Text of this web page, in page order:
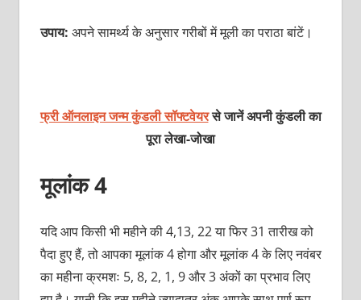
उपाय: अपने सामर्थ्‍य के अनुसार गरीबों में मूली का पराठा बांटें।
फ्री ऑनलाइन जन्म कुंडली सॉफ्टवेयरसे जानें अपनी कुंडली का
पूरा लेखा-जोखा
मूलांक 4
यदि आप किसी भी महीने की 4,13, 22 या फिर 31 तारीख को
पैदा हुए हैं, तो आपका मूलांक 4 होगा और मूलांक 4 के लिए नवंबर
का महीना क्रमशः 5, 8, 2, 1, 9 और 3 अंकों का प्रभाव लिए